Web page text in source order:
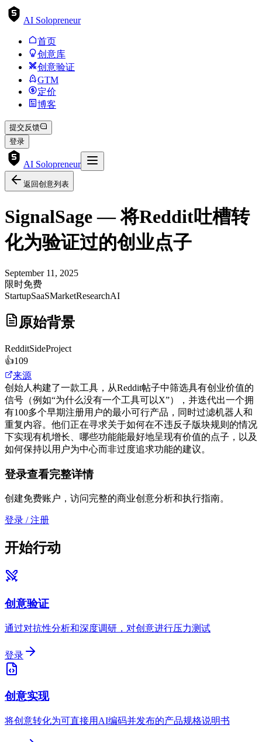
AI Solopreneur
首页
创意库
创意验证
GTM
定价
博客
提交反馈
登录
AI Solopreneur
返回创意列表
SignalSage — 将Reddit吐槽转
化为验证过的创业点子
September 11, 2025
限时免费
StartupSaaSMarketResearchAI
原始背景
RedditSideProject
👍109
来源
创始人构建了一款工具，从Reddit帖子中筛选具有创业价值的
信号（例如“为什么没有一个工具可以X”），并迭代出一个拥
有100多个早期注册用户的最小可行产品，同时过滤机器人和
重复内容。他们正在寻求关于如何在不违反子版块规则的情况
下实现有机增长、哪些功能能最好地呈现有价值的点子，以及
如何保持以用户为中心而非过度追求功能的建议。
登录查看完整详情
创建免费账户，访问完整的商业创意分析和执行指南。
登录 / 注册
开始行动
创意验证
通过对抗性分析和深度调研，对创意进行压力测试
登录
创意实现
将创意转化为可直接用AI编码并发布的产品规格说明书